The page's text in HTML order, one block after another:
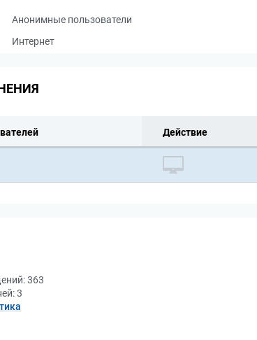
Анонимные пользователи
Интернет
Действие
363
3